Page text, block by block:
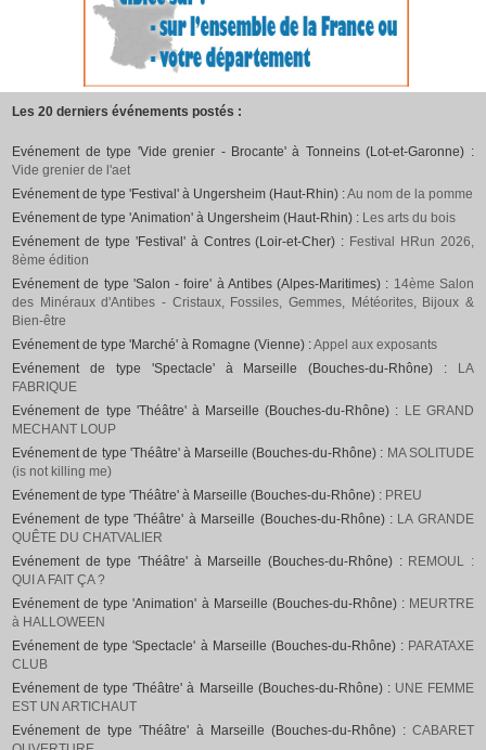
Les 20 derniers événements postés :
Evénement de type 'Vide grenier - Brocante' à Tonneins (Lot-et-Garonne) :
Vide grenier de l'aet
Evénement de type 'Festival' à Ungersheim (Haut-Rhin) :Au nom de la pomme
Evénement de type 'Animation' à Ungersheim (Haut-Rhin) : Les arts du bois
Evénement de type 'Festival' à Contres (Loir-et-Cher) : Festival HRun 2026,
8ème édition
Evénement de type 'Salon - foire' à Antibes (Alpes-Maritimes) : 14ème Salon
des Minéraux d'Antibes - Cristaux, Fossiles, Gemmes, Météorites, Bijoux &
Bien-être
Evénement de type 'Marché' à Romagne (Vienne) :Appel aux exposants
Evénement de type 'Spectacle' à Marseille (Bouches-du-Rhône) :
LA
FABRIQUE
Evénement de type 'Théâtre' à Marseille (Bouches-du-Rhône) : LE GRAND
MECHANT LOUP
Evénement de type 'Théâtre' à Marseille (Bouches-du-Rhône) : MA SOLITUDE
(is not killing me)
Evénement de type 'Théâtre' à Marseille (Bouches-du-Rhône) : PREU
Evénement de type 'Théâtre' à Marseille (Bouches-du-Rhône) : LA GRANDE
QUÊTE DU CHATVALIER
Evénement de type 'Théâtre' à Marseille (Bouches-du-Rhône) : REMOUL :
QUI A FAIT ÇA ?
Evénement de type 'Animation' à Marseille (Bouches-du-Rhône) : MEURTRE
à HALLOWEEN
Evénement de type 'Spectacle' à Marseille (Bouches-du-Rhône) : PARATAXE
CLUB
Evénement de type 'Théâtre' à Marseille (Bouches-du-Rhône) : UNE FEMME
EST UN ARTICHAUT
Evénement de type 'Théâtre' à Marseille (Bouches-du-Rhône) : CABARET